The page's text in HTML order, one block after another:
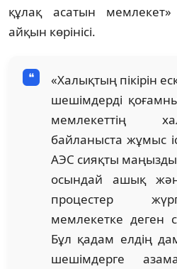
құлақ асатын
айқын көрінісі.
«Халықтың пікірін
шешімдерді
мемлекеттің
байланыста жұмыс
АЭС сияқты
осындай ашық
процестер
мемлекетке деген
Бұл қадам елдің
шешімдерге